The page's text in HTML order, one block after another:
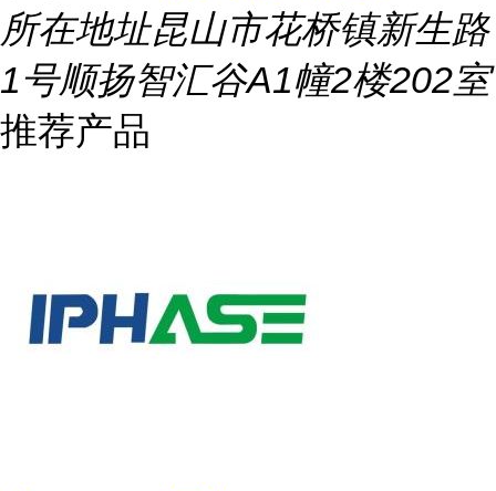
所在地址昆山市花桥镇新生路
1号顺扬智汇谷A1幢2楼202室
推荐产品